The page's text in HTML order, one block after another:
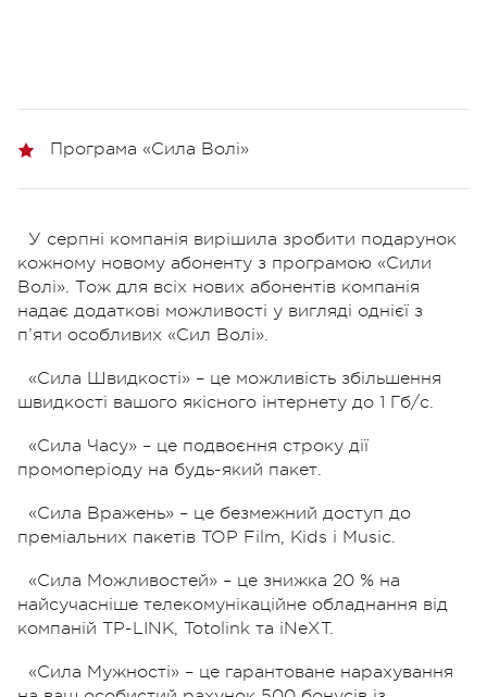
Програма «Сила Волі»
У серпні компанія вирішила зробити подарунок
кожному новому абоненту з програмою «Сили
Волі». Тож для всіх нових абонентів компанія
надає додаткові можливості у вигляді однієї з
п’яти особливих «Сил Волі».
«Сила Швидкості» – це можливість збільшення
швидкості вашого якісного інтернету до 1 Гб/с.
«Сила Часу» – це подвоєння строку дії
промоперіоду на будь-який пакет.
«Сила Вражень» – це безмежний доступ до
преміальних пакетів TOP Film, Kids і Music.
«Сила Можливостей» – це знижка 20 % на
найсучасніше телекомунікаційне обладнання від
компаній TP-LINK, Totolink та iNeXT.
«Сила Мужності» – це гарантоване нарахування